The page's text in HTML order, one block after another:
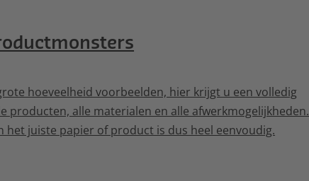
hoeveelheid voorbeelden, hier krijgt u een volledig
producten, alle materialen en alle afwerkmogelijkheden.
het juiste papier of product is dus heel eenvoudig.